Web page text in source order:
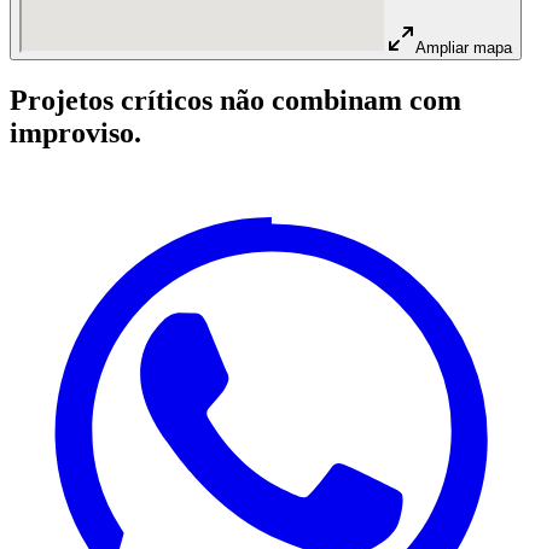
Ampliar mapa
Projetos críticos não combinam com
improviso.